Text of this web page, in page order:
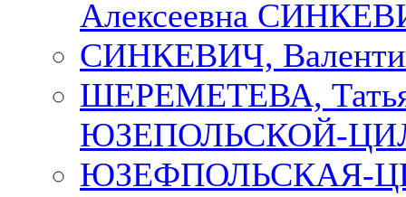
Алексеевна
СИНКЕВИЧ,
ШЕРЕМЕТЕВА,
ЮЗЕПОЛЬСКОЙ-
ЮЗЕФПОЛЬСКАЯ-